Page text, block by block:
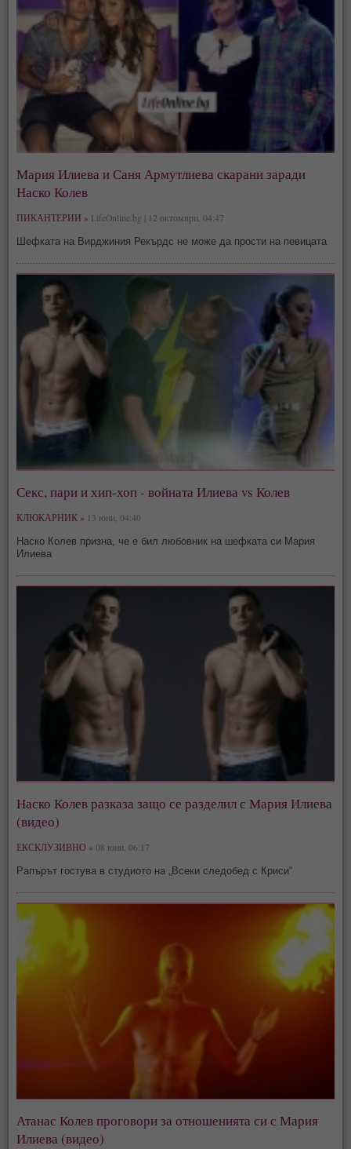
Мария Илиева и Саня Армутлиева скарани заради
Наско Колев
ПИКАНТЕРИИ » LifeOnline.bg | 12 октомври, 04:47
Шефката на Вирджиния Рекърдс не може да прости на певицата
Секс, пари и хип-хоп - войната Илиева vs Колев
КЛЮКАРНИК » 13 юни, 04:40
Наско Колев призна, че е бил любовник на шефката си Мария
Илиева
Наско Колев разказа защо се разделил с Мария Илиева
(видео)
ЕКСКЛУЗИВНО » 08 юни, 06:17
Рапърът гостува в студиото на „Всеки следобед с Криси“
Атанас Колев проговори за отношенията си с Мария
Илиева (видео)